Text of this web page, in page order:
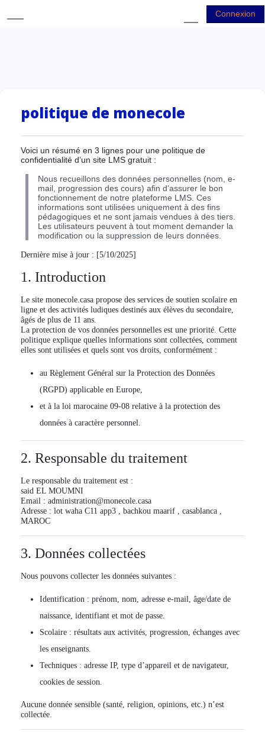
Panneau latéral
Connexion
politique de monecole
Voici un résumé en 3 lignes pour une politique de
confidentialité d’un site LMS gratuit :
Nous recueillons des données personnelles (nom, e-
mail, progression des cours) afin d’assurer le bon
fonctionnement de notre plateforme LMS. Ces
informations sont utilisées uniquement à des fins
pédagogiques et ne sont jamais vendues à des tiers.
Les utilisateurs peuvent à tout moment demander la
modification ou la suppression de leurs données.
Dernière mise à jour : [5/10/2025]
1. Introduction
Le site monecole.casa propose des services de soutien scolaire en
ligne et des activités ludiques destinés aux élèves du secondaire,
âgés de plus de 11 ans.
La protection de vos données personnelles est une priorité. Cette
politique explique quelles informations sont collectées, comment
elles sont utilisées et quels sont vos droits, conformément :
au Règlement Général sur la Protection des Données
(RGPD) applicable en Europe,
et à la loi marocaine 09-08 relative à la protection des
données à caractère personnel.
2. Responsable du traitement
Le responsable du traitement est :
said EL MOUMNI
Email : administration@monecole.casa
Adresse : lot waha C11 app3 , bachkou maarif , casablanca ,
MAROC
3. Données collectées
Nous pouvons collecter les données suivantes :
Identification : prénom, nom, adresse e-mail, âge/date de
naissance, identifiant et mot de passe.
Scolaire : résultats aux activités, progression, échanges avec
les enseignants.
Techniques : adresse IP, type d’appareil et de navigateur,
cookies de session.
Aucune donnée sensible (santé, religion, opinions, etc.) n’est
collectée.